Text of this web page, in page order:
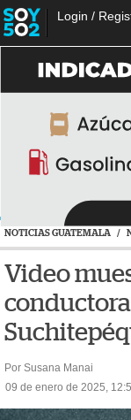
Login /
NOTICIAS GUATEMALA /
Video
Por Susana Manai
09 de enero de 2025,